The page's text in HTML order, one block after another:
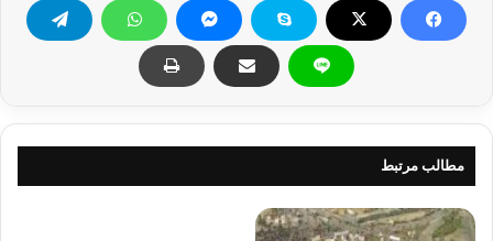
حمله به دفاتر اخوان المسلمین
مخالفان اسلامگرایی در مصر مخالفان مرسی
مطالب مرتبط